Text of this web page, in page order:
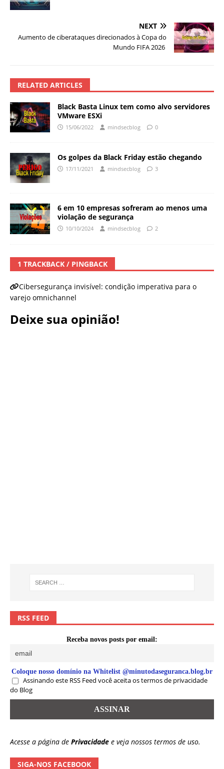
NEXT
Aumento de ciberataques direcionados à Copa do
Mundo FIFA 2026
RELATED ARTICLES
Black Basta Linux tem como alvo servidores
VMware ESXi
15/06/2022 mindsecblog 0
Os golpes da Black Friday estão chegando
17/11/2021 mindsecblog 3
6 em 10 empresas sofreram ao menos uma
violação de segurança
10/10/2024 mindsecblog 2
1 TRACKBACK / PINGBACK
Cibersegurança invisível: condição imperativa para o
varejo omnichannel
Deixe sua opinião!
RSS FEED
Receba novos posts por email:
Coloque nosso domínio na Whitelist @minutodaseguranca.blog.br
Assinando este RSS Feed você aceita os termos de privacidade
do Blog
Acesse a página de Privacidade e veja nossos termos de uso.
SIGA-NOS FACEBOOK